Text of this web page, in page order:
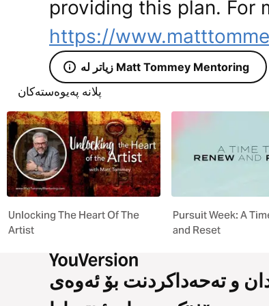
providing this plan. For
https://
زیاتر لە Matt Tommey Mentoring
پلانە پەیوەستەکان
Unlocking The Heart Of The
Artist
Pursuit Week: A
and Reset
و تەحەداکردنت بۆ ئەوەی